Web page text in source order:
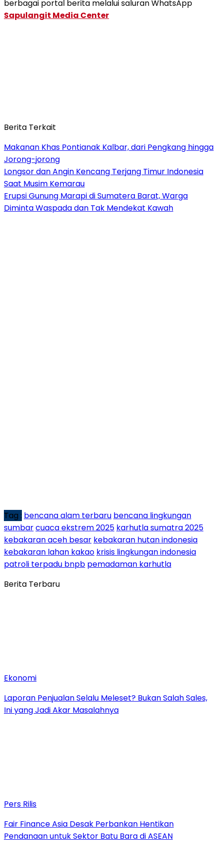
berbagai portal berita melalui saluran WhatsApp
Sapulangit Media Center
Berita Terkait
Makanan Khas Pontianak Kalbar, dari Pengkang hingga
Jorong-jorong
Longsor dan Angin Kencang Terjang Timur Indonesia
Saat Musim Kemarau
Erupsi Gunung Marapi di Sumatera Barat, Warga
Diminta Waspada dan Tak Mendekat Kawah
Tag : bencana alam terbaru bencana lingkungan
sumbarcuaca ekstrem 2025 karhutla sumatra 2025
kebakaran aceh besar kebakaran hutan indonesia
kebakaran lahan kakao krisis lingkungan indonesia
patroli terpadu bnpb pemadaman karhutla
Berita Terbaru
Ekonomi
Laporan Penjualan Selalu Meleset? Bukan Salah Sales,
Ini yang Jadi Akar Masalahnya
Pers Rilis
Fair Finance Asia Desak Perbankan Hentikan
Pendanaan untuk Sektor Batu Bara di ASEAN